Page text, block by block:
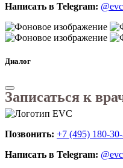
Написать в Telegram:
Диалог
Записаться к
Позвонить: +7 (495) 180-
Написать в Telegram: